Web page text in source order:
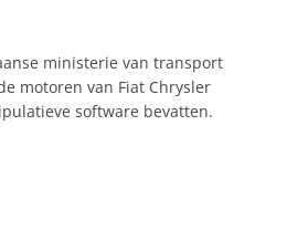
ministerie van transport
motoren van Fiat Chrysler
software bevatten.